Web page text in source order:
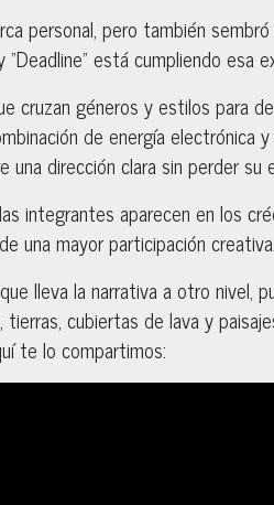
personal, pero también
está cumpliendo esa
cruzan géneros y estilos para
de energía electrónica
dirección clara sin perder su
integrantes aparecen en los
una mayor participación creativa.
lleva la narrativa a otro nivel,
cubiertas de lava y
te lo compartimos: